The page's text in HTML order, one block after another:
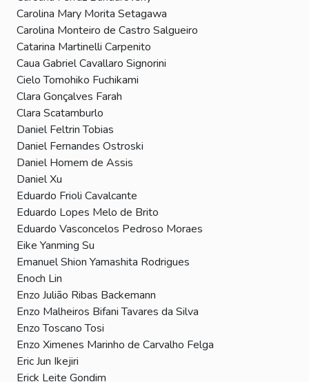
Carolina Mary Morita Setagawa
Carolina Monteiro de Castro Salgueiro
Catarina Martinelli Carpenito
Caua Gabriel Cavallaro Signorini
Cielo Tomohiko Fuchikami
Clara Gonçalves Farah
Clara Scatamburlo
Daniel Feltrin Tobias
Daniel Fernandes Ostroski
Daniel Homem de Assis
Daniel Xu
Eduardo Frioli Cavalcante
Eduardo Lopes Melo de Brito
Eduardo Vasconcelos Pedroso Moraes
Eike Yanming Su
Emanuel Shion Yamashita Rodrigues
Enoch Lin
Enzo Julião Ribas Backemann
Enzo Malheiros Bifani Tavares da Silva
Enzo Toscano Tosi
Enzo Ximenes Marinho de Carvalho Felga
Eric Jun Ikejiri
Erick Leite Gondim